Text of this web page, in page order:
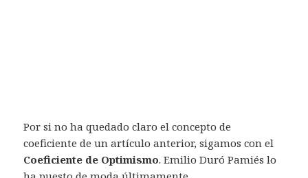
Por si no ha quedado claro el concepto de
coeficiente de un artículo anterior, sigamos con el
Coeficiente de Optimismo. Emilio Duró Pamiés lo